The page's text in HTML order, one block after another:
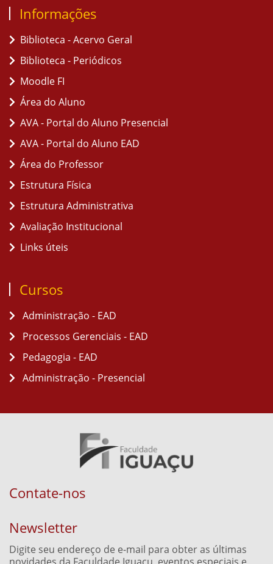
Informações
Biblioteca - Acervo Geral
Biblioteca - Periódicos
Moodle FI
Área do Aluno
AVA - Portal do Aluno Presencial
AVA - Portal do Aluno EAD
Área do Professor
Estrutura Física
Estrutura Administrativa
Avaliação Institucional
Links úteis
Cursos
Administração - EAD
Processos Gerenciais - EAD
Pedagogia - EAD
Administração - Presencial
Contate-nos
Newsletter
Digite seu endereço de e-mail para obter as últimas